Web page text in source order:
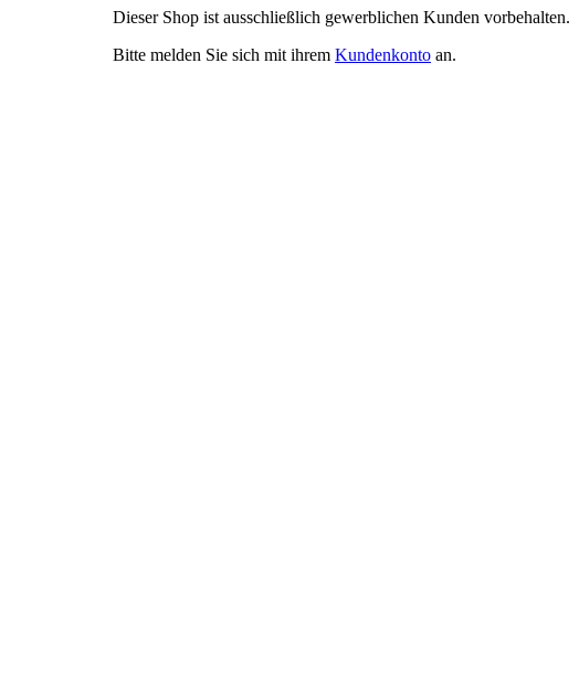
Dieser Shop ist ausschließlich gewerblichen Kunden vorbehalten.
Bitte melden Sie sich mit ihrem Kundenkonto an.